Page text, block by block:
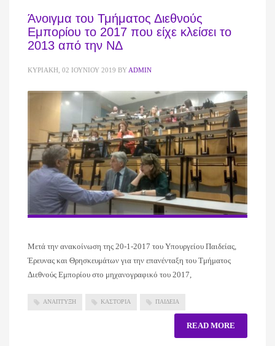
Άνοιγμα του Τμήματος Διεθνούς
Εμπορίου το 2017 που είχε κλείσει το
2013 από την ΝΔ
ΚΥΡΙΑΚΉ, 02 ΙΟΥΝΊΟΥ 2019 BY ADMIN
Μετά την ανακοίνωση της 20-1-2017 του Υπουργείου Παιδείας,
Έρευνας και Θρησκευμάτων για την επανένταξη του Τμήματος
Διεθνούς Εμπορίου στο μηχανογραφικό του 2017,
ΑΝΑΠΤΥΞΗ ΚΑΣΤΟΡΙΑ ΠΑΙΔΕΙΑ
READ MORE